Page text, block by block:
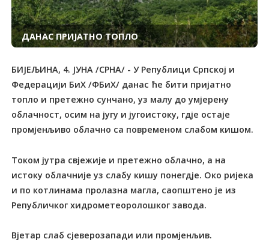
ДАНАС ПРИЈАТНО ТОПЛО
БИЈЕЉИНА, 4. ЈУНА /СРНА/ - У Републици Српској и
Федерацији БиХ /ФБиХ/ данас ће бити пријатно
топло и претежно сунчано, уз малу до умјерену
облачност, осим на југу и југоистоку, гдје остаје
промјенљиво облачно са повременом слабом кишом.
Током јутра свјежије и претежно облачно, а на
истоку облачније уз слабу кишу понегдје. Око ријека
и по котлинама пролазна магла, саопштено је из
Републичког хидрометеоролошког завода.
Вјетар слаб сјеверозапади или промјенљив.